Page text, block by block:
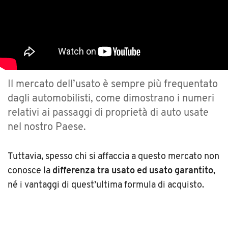
Il mercato dell’usato è sempre più frequentato
dagli automobilisti, come dimostrano i numeri
relativi ai passaggi di proprietà di auto usate
nel nostro Paese.
Tuttavia, spesso chi si affaccia a questo mercato non
conosce la differenza tra usato ed usato garantito,
né i vantaggi di quest’ultima formula di acquisto.